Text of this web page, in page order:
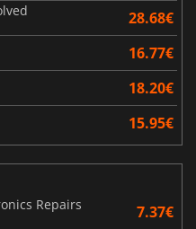
28.68€
16.77€
18.20€
15.95€
Repairs
7.37€